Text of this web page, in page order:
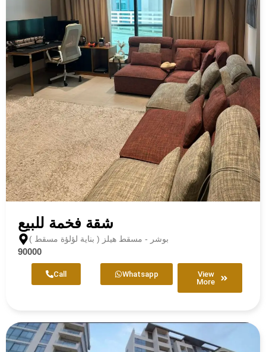
شقة فخمة للبيع
بوشر - مسقط هيلز ( بناية لؤلؤة مسقط )
90000
Call Whatsapp
View
More